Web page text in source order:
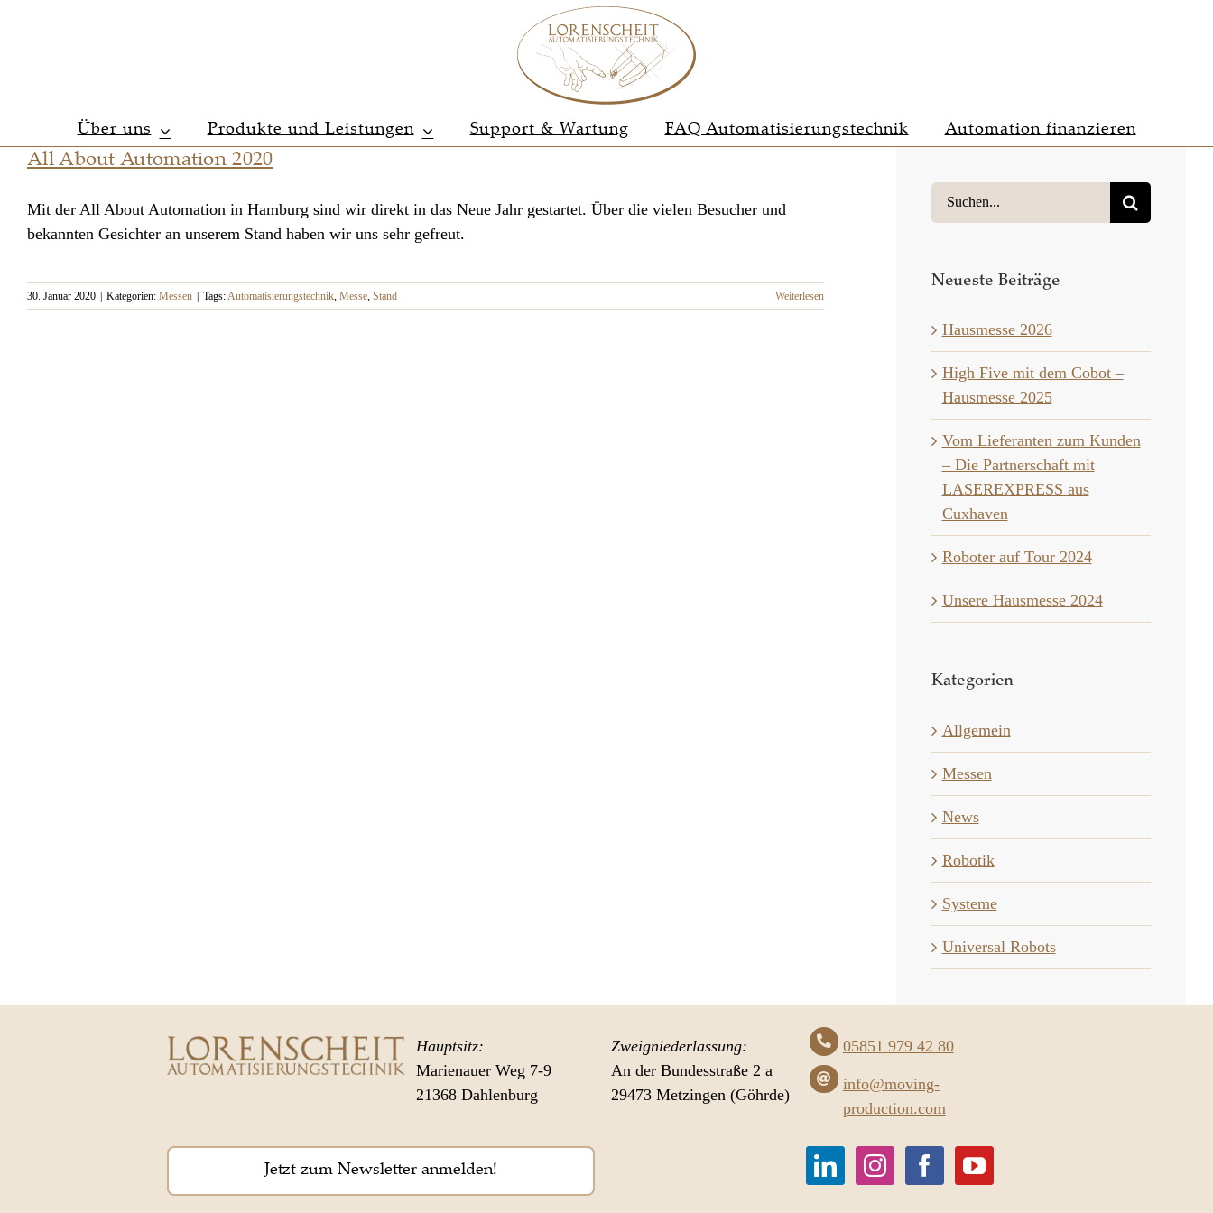
Über uns Produkte und Leistungen Support & Wartung FAQ Automatisierungstechnik Automation finanzieren
All About Automation 2020
Mit der All About Automation in Hamburg sind wir direkt in das Neue Jahr gestartet. Über die vielen Besucher und
bekannten Gesichter an unserem Stand haben wir uns sehr gefreut.
30. Januar 2020 Kategorien: Messen Tags:Automatisierungstechnik, Messe, Stand Weiterlesen
Suche
nach:
Neueste Beiträge
Hausmesse 2026
High Five mit dem Cobot –
Hausmesse 2025
Vom Lieferanten zum Kunden
– Die Partnerschaft mit
LASEREXPRESS aus
Cuxhaven
Roboter auf Tour 2024
Unsere Hausmesse 2024
Kategorien
Allgemein
Messen
News
Robotik
Systeme
Universal Robots
Hauptsitz:
Marienauer Weg 7-9
21368 Dahlenburg
Zweigniederlassung:
An der Bundesstraße 2 a
29473 Metzingen (Göhrde)
05851 979 42 80
info@moving-
production.com
Jetzt zum Newsletter anmelden!